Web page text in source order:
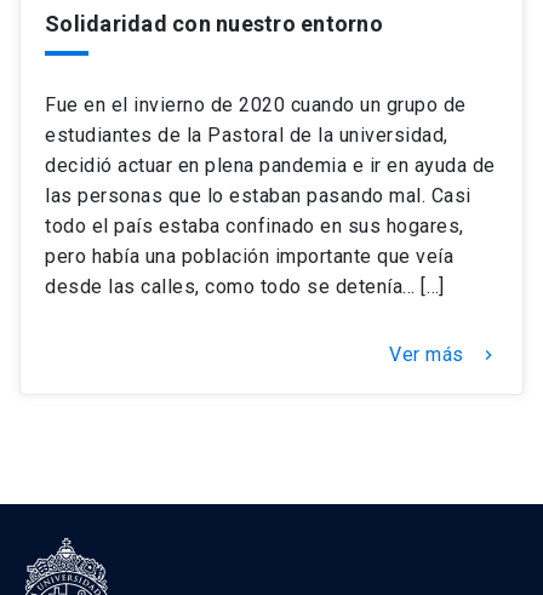
Solidaridad con nuestro entorno
Fue en el invierno de 2020 cuando un grupo de
estudiantes de la Pastoral de la universidad,
decidió actuar en plena pandemia e ir en ayuda de
las personas que lo estaban pasando mal. Casi
todo el país estaba confinado en sus hogares,
pero había una población importante que veía
desde las calles, como todo se detenía… […]
Ver más keyboard_arrow_right